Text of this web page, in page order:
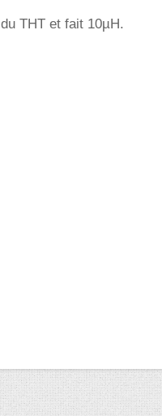
THT et fait 10µH.